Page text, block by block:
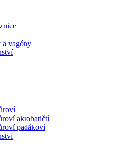
a vagóny
akrobatičtí
padákoví